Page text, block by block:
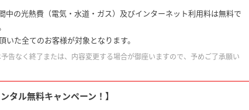
中の光熱費（電気・水道・ガス）及びインターネット利用料は無料で
いた全てのお客様が対象となります。
告なく終了または、内容変更する場合が御座いますので、予めご了承願い
タル無料キャンペーン！】